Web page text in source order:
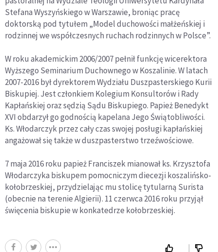
Stefana Wyszyńskiego w Warszawie, broniąc pracę
doktorską pod tytułem „Model duchowości małżeńskiej i
rodzinnej we współczesnych ruchach rodzinnych w Polsce”.
W roku akademickim 2006/2007 pełnił funkcję wicerektora
Wyższego Seminarium Duchownego w Koszalinie. W latach
2007-2016 był dyrektorem Wydziału Duszpasterskiego Kurii
Biskupiej. Jest członkiem Kolegium Konsultorów i Rady
Kapłańskiej oraz sędzią Sądu Biskupiego. Papież Benedykt
XVI obdarzył go godnością kapelana Jego Świątobliwości.
Ks. Włodarczyk przez cały czas swojej posługi kapłańskiej
angażował się także w duszpasterstwo trzeźwościowe.
7 maja 2016 roku papież Franciszek mianował ks. Krzysztofa
Włodarczyka biskupem pomocniczym diecezji koszalińsko-
kołobrzeskiej, przydzielając mu stolicę tytularną Surista
(obecnie na terenie Algierii). 11 czerwca 2016 roku przyjął
święcenia biskupie w konkatedrze kołobrzeskiej.